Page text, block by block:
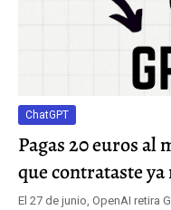
ChatGPT
Pagas 20 euros al
que contrataste ya
El 27 de junio, OpenAI retira